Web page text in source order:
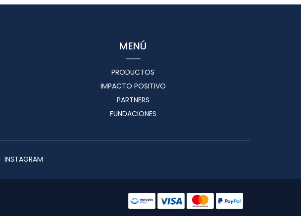
MENÚ
PRODUCTOS
IMPACTO POSITIVO
PARTNERS
FUNDACIONES
INSTAGRAM